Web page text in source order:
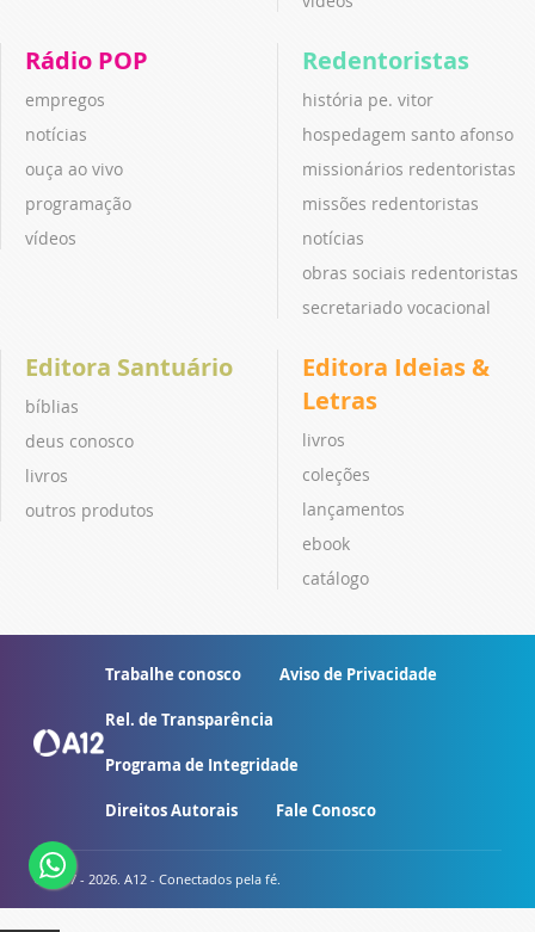
Rádio POP
empregos
notícias
ouça ao vivo
programação
vídeos
Redentoristas
história pe. vitor
hospedagem santo afonso
missionários redentoristas
missões redentoristas
notícias
obras sociais redentoristas
secretariado vocacional
Editora Santuário
bíblias
deus conosco
livros
outros produtos
Editora Ideias &
Letras
livros
coleções
lançamentos
ebook
catálogo
Trabalhe conosco Aviso de Privacidade
Rel. de Transparência
Programa de Integridade
Direitos Autorais Fale Conosco
© 2007 - 2026. A12 - Conectados pela fé.